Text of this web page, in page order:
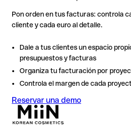
Pon orden en tus facturas: controla
cliente y cada euro al detalle.
Dale a tus clientes un espacio
presupuestos y facturas
Organiza tu facturación por
Controla el margen de cada
Reservar una demo